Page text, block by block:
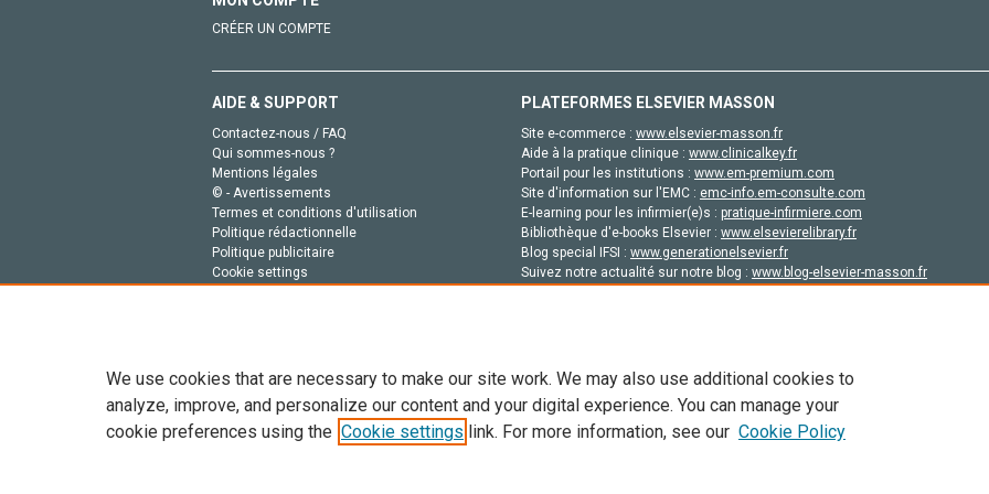
CRÉER UN COMPTE
AIDE & SUPPORT
Contactez-nous / FAQ
Qui sommes-nous ?
Mentions légales
© - Avertissements
Termes et conditions d'utilisation
Politique rédactionnelle
Politique publicitaire
Cookie settings
PLATEFORMES ELSEVIER MASSON
Site e-commerce : www.elsevier-masson.fr
Aide à la pratique clinique : www.clinicalkey.fr
Portail pour les institutions : www.em-premium.com
Site d'information sur l'EMC : emc-info.em-consulte.com
E-learning pour les infirmier(e)s : pratique-infirmiere.com
Bibliothèque d'e-books Elsevier : www.elsevierelibrary.fr
Blog special IFSI : www.generationelsevier.fr
Suivez notre actualité sur notre blog : www.blog-elsevier-masson.fr
Tout le contenu de ce site: Copyright © 2026 Elsevier, ses concédants de licence et ses contributeurs. Tout les droits sont réservés,
de données, a la formation en IA et aux technologies similaires. Pour tout contenu en libre accès, les conditions de licence
We use cookies that are necessary to make our site work. We may also use additional cookies to
analyze, improve, and personalize our content and your digital experience. You can manage your
cookie preferences using the Cookie settings link. For more information, see our Cookie Policy